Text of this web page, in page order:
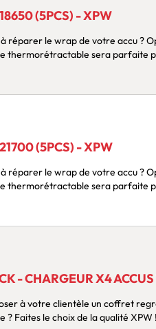
(5PCS) - XPW
le wrap de votre accu ? Optez pour le
gaine thermorétractable sera
(5PCS) - XPW
le wrap de votre accu ? Optez pour le
gaine thermorétractable sera
- CHARGEUR X4
à votre clientèle un coffret